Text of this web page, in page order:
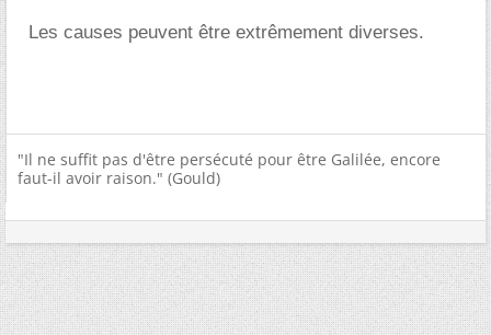
Les causes peuvent être extrêmement diverses.
"Il ne suffit pas d'être persécuté pour être Galilée, encore
faut-il avoir raison." (Gould)